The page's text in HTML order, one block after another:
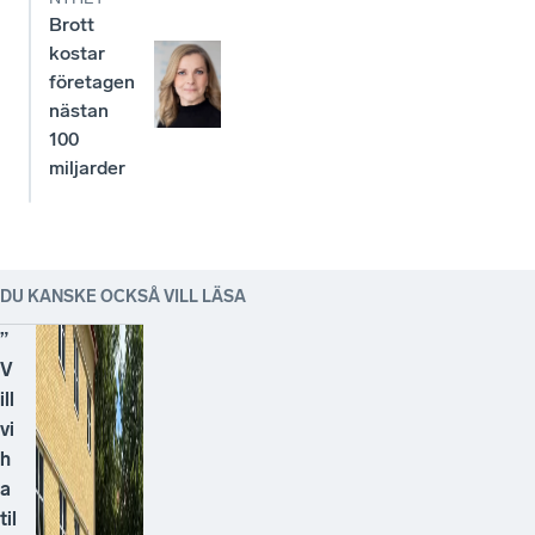
Brott
kostar
företagen
nästan
100
miljarder
DU KANSKE OCKSÅ VILL LÄSA
”
V
ill
vi
h
a
til